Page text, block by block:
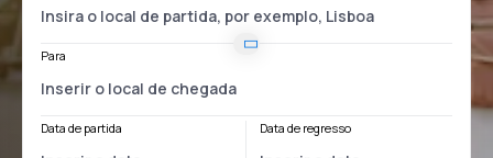
Para
Data de partida Data de regresso